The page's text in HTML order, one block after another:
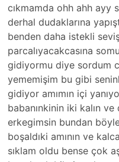
cıkmamda ohh ahh ayy
derhal dudaklarına
benden daha istekli
parcalıyacakcasına
gidiyormu diye sordum
yememişim bu gibi
gidiyor amımın içi
babanınkinin iki kalın ve
erkegimsin bundan
boşaldıki amının ve
sıklam oldu bense çok